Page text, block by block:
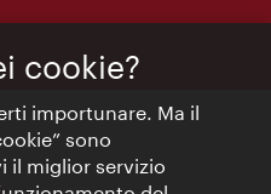
cookie?
importunare. Ma il
sono
il miglior servizio